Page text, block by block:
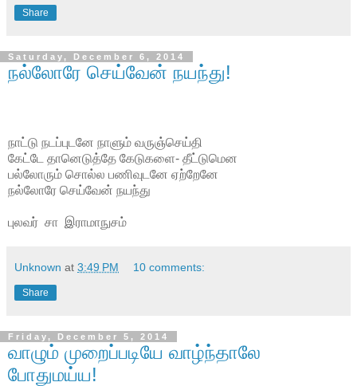
Share
Saturday, December 6, 2014
நல்லோரே செய்வேன் நயந்து!
நாட்டு நடப்புடனே நாளும் வருஞ்செய்தி
கேட்டே தானெடுத்தே கேடுகளை- தீட்டுமென
பல்லோரும் சொல்ல பணிவுடனே ஏற்றேனே
நல்லோரே செய்வேன் நயந்து
புலவர் சா இராமாநுசம்
Unknown at 3:49 PM 10 comments:
Share
Friday, December 5, 2014
வாழும் முறைப்படியே வாழ்ந்தாலே
போதுமய்ய!